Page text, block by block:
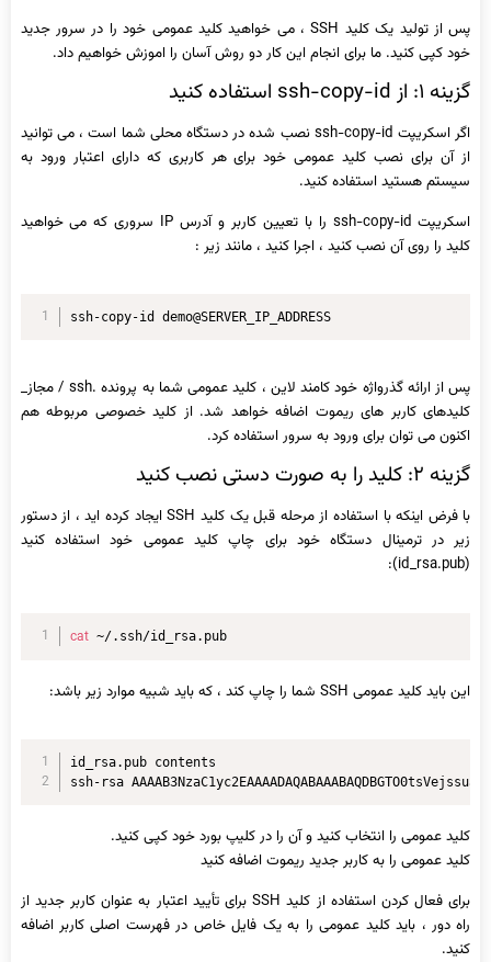
پس از تولید یک کلید SSH ، می خواهید کلید عمومی خود را در سرور جدید
خود کپی کنید. ما برای انجام این کار دو روش آسان را اموزش خواهیم داد.
گزینه ۱: از ssh-copy-id استفاده کنید
اگر اسکریپت ssh-copy-id نصب شده در دستگاه محلی شما است ، می توانید
از آن برای نصب کلید عمومی خود برای هر کاربری که دارای اعتبار ورود به
سیستم هستید استفاده کنید.
اسکریپت ssh-copy-id را با تعیین کاربر و آدرس IP سروری که می خواهید
کلید را روی آن نصب کنید ، اجرا کنید ، مانند زیر :
ssh-copy-id demo@SERVER_IP_ADDRESS
پس از ارائه گذرواژه خود کامند لاین ، کلید عمومی شما به پرونده .ssh / مجاز_
کلیدهای کاربر های ریموت اضافه خواهد شد. از کلید خصوصی مربوطه هم
اکنون می توان برای ورود به سرور استفاده کرد.
گزینه ۲: کلید را به صورت دستی نصب کنید
با فرض اینکه با استفاده از مرحله قبل یک کلید SSH ایجاد کرده اید ، از دستور
زیر در ترمینال دستگاه خود برای چاپ کلید عمومی خود استفاده کنید
(id_rsa.pub):
cat ~/.ssh/id_rsa.pub
این باید کلید عمومی SSH شما را چاپ کند ، که باید شبیه موارد زیر باشد:
id_rsa.pub contents
ssh-rsa
کلید عمومی را انتخاب کنید و آن را در کلیپ بورد خود کپی کنید.
کلید عمومی را به کاربر جدید ریموت اضافه کنید
برای فعال کردن استفاده از کلید SSH برای تأیید اعتبار به عنوان کاربر جدید از
راه دور ، باید کلید عمومی را به یک فایل خاص در فهرست اصلی کاربر اضافه
کنید.